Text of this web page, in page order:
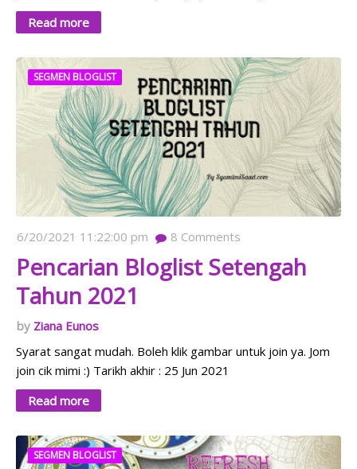
Read more
SEGMEN BLOGLIST
6/20/2021 11:22:00 pm 8 Comments
Pencarian Bloglist Setengah
Tahun 2021
Ziana Eunos
Syarat sangat mudah. Boleh klik gambar untuk join ya. Jom
join cik mimi :) Tarikh akhir : 25 Jun 2021
Read more
SEGMEN BLOGLIST